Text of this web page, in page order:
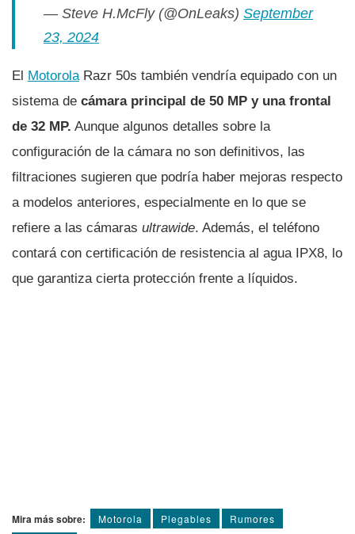
— Steve H.McFly (@OnLeaks) September
23, 2024
El MotorolaRazr 50s también vendría equipado con un
sistema de cámara principal de 50 MP y una frontal
de 32 MP. Aunque algunos detalles sobre la
configuración de la cámara no son definitivos, las
filtraciones sugieren que podría haber mejoras respecto
a modelos anteriores, especialmente en lo que se
refiere a las cámaras ultrawide. Además, el teléfono
contará con certificación de resistencia al agua IPX8, lo
que garantiza cierta protección frente a líquidos.
Mira más sobre: Motorola Plegables
Rumores